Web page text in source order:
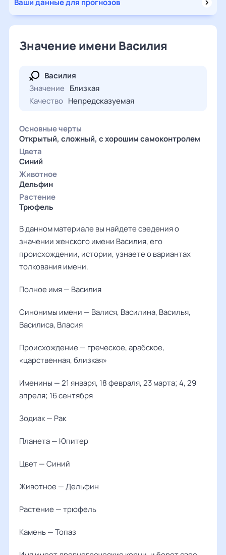
Ваши данные для прогнозов
Значение имени Василия
Василия
Значение Близкая
Качество Непредсказуемая
Основные черты
Открытый, сложный, с хорошим самоконтролем
Цвета
Синий
Животное
Дельфин
Растение
Трюфель
В данном материале вы найдете сведения о
значении женского имени Василия, его
происхождении, истории, узнаете о вариантах
толкования имени.
Полное имя — Василия
Синонимы имени — Валися, Василина, Василья,
Василиса, Власия
Происхождение — греческое, арабское,
«царственная, близкая»
Именины — 21 января, 18 февраля, 23 марта; 4, 29
апреля; 16 сентября
Зодиак — Рак
Планета — Юпитер
Цвет — Синий
Животное — Дельфин
Растение — трюфель
Камень — Топаз